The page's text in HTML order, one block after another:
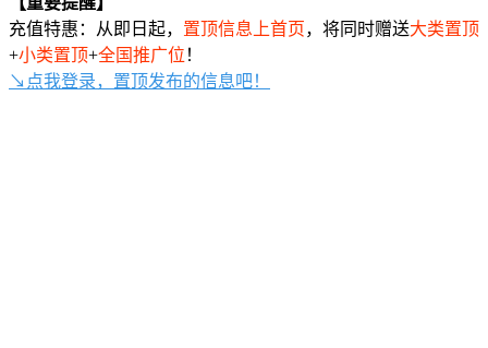
充值特惠：从即日起， 置顶信息上首页，将同时赠送大类置顶
+小类置顶+全国推广位 ！
↘点我登录，置顶发布的信息吧！